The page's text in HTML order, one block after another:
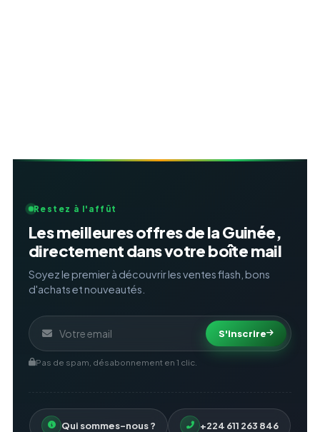
Restez à l'affût
Les meilleures offres de la Guinée,
directement dans votre boîte mail
Soyez le premier à découvrir les ventes flash, bons
d'achats et nouveautés.
S'inscrire
Pas de spam, désabonnement en 1 clic.
Qui sommes-nous ? +224 611 263 846